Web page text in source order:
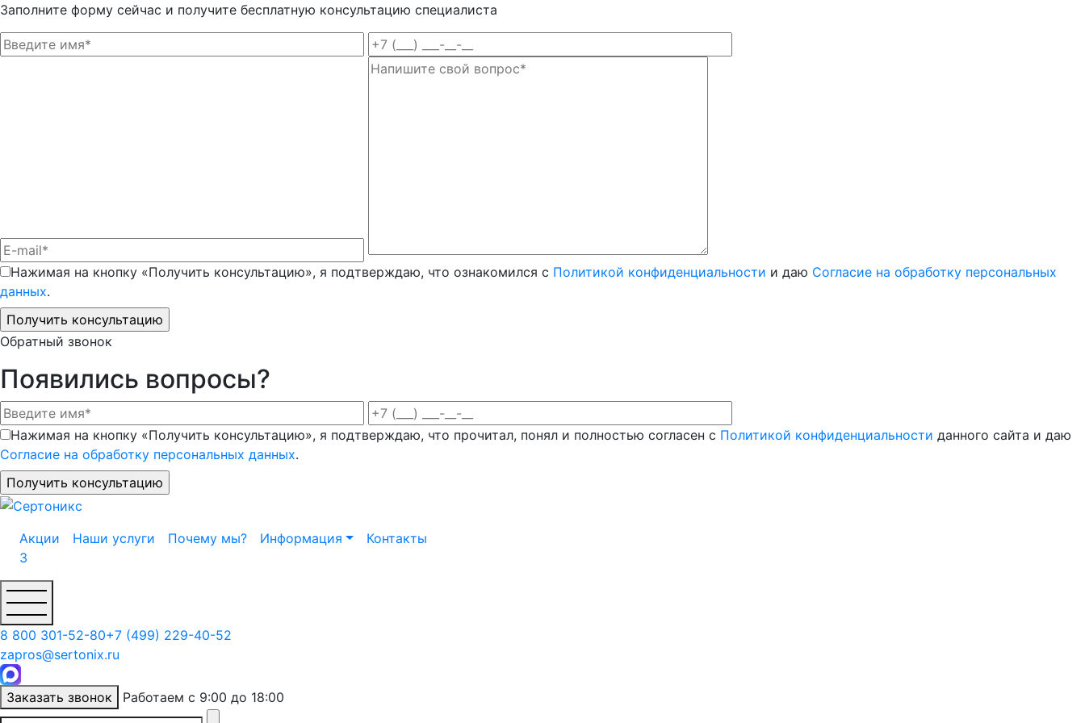
Заполните форму сейчас и получите бесплатную консультацию специалиста
Нажимая на кнопку «Получить консультацию», я подтверждаю, что ознакомился с Политикой конфиденциальности и даю Согласие на обработку персональных
данных.
Обратный звонок
Появились вопросы?
Нажимая на кнопку «Получить консультацию», я подтверждаю, что прочитал, понял и полностью согласен с Политикой конфиденциальности данного сайта и даю
Согласие на обработку персональных данных.
Акции
3
Наши услуги Почему мы? Информация Контакты
8 800 301-52-80+7 (499) 229-40-52
zapros@sertonix.ru
Заказать звонок Работаем с 9:00 до 18:00